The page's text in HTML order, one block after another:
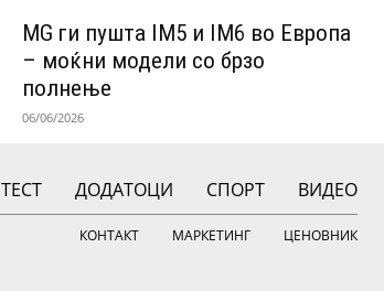
MG ги пушта IM5 и IM6 во Европа
– моќни модели со брзо
полнење
06/06/2026
ТЕСТ ДОДАТОЦИ СПОРТ ВИДЕО
КОНТАКТ МАРКЕТИНГ ЦЕНОВНИК